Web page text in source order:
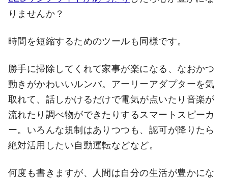
りませんか？
時間を短縮するためのツールも同様です。
勝手に掃除してくれて家事が楽になる、なおかつ
動きがかわいいルンバ。アーリーアダプターを気
取れて、話しかけるだけで電気が点いたり音楽が
流れたり調べ物ができたりするスマートスピーカ
ー。いろんな規制はありつつも、認可が降りたら
絶対活用したい自動運転などなど。
何度も書きますが、人間は自分の生活が豊かにな